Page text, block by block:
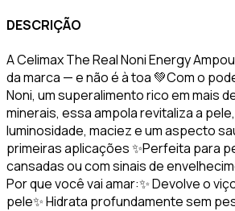
DESCRIÇÃO
A Celimax The Real Noni Energy
da marca — e não é à toa 💚Com o
Noni, um superalimento rico em mais
minerais, essa ampola revitaliza a
luminosidade, maciez e um aspecto
primeiras aplicações ✨Perfeita para
cansadas ou com sinais de
Por que você vai amar:✨ Devolve o
pele✨ Hidrata profundamente sem